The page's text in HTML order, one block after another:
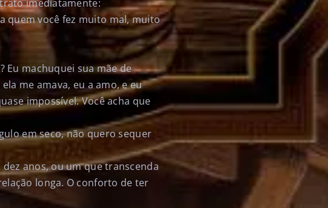
imediatamente:
quem você fez muito mal, muito
Eu machuquei sua mãe de
me amava, eu a amo, e eu
impossível. Você acha que
em seco, não quero sequer
anos, ou um que transcenda
longa. O conforto de ter